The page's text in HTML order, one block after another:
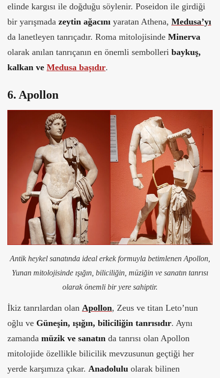
elinde kargısı ile doğduğu söylenir. Poseidon ile girdiği
bir yarışmada zeytin ağacını yaratan Athena, Medusa’yı
da lanetleyen tanrıçadır. Roma mitolojisinde Minerva
olarak anılan tanrıçanın en önemli sembolleri baykuş,
kalkan ve Medusa başıdır.
6. Apollon
Antik heykel sanatında ideal erkek formuyla betimlenen Apollon,
Yunan mitolojisinde ışığın, biliciliğin, müziğin ve sanatın tanrısı
olarak önemli bir yere sahiptir.
İkiz tanrılardan olan Apollon, Zeus ve titan Leto’nun
oğlu ve Güneşin, ışığın, biliciliğin tanrısıdır. Aynı
zamanda müzik ve sanatın da tanrısı olan Apollon
mitolojide özellikle bilicilik mevzusunun geçtiği her
yerde karşımıza çıkar. Anadolulu olarak bilinen